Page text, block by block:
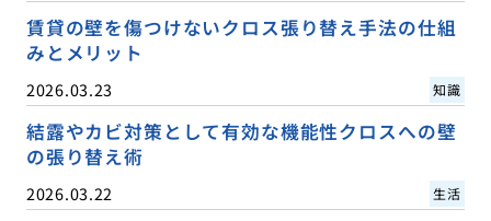
賃貸の壁を傷つけないクロス張り替え手法の仕組
みとメリット
2026.03.23 知識
結露やカビ対策として有効な機能性クロスへの壁
の張り替え術
2026.03.22 生活